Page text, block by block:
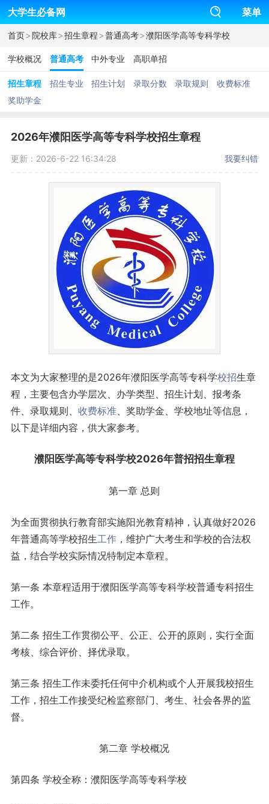
大学生必备网 菜单
首页>院校库>招生章程>普通高考>濮阳医学高等专科学校
学校概况 普通高考 中外专业 高职单招
招生章程 招生专业 招生计划 录取分数 录取规则
收费标准
奖助学金
2026年濮阳医学高等专科学校招生章程
更新：2026-6-22 16:34:28 我要纠错
本文为大家整理的是2026年濮阳医学高等专科学校招生章
程，主要包含办学层次、办学类型、招生计划、报考条
件、录取规则、 收费标准、奖助学金、学校地址等信息，
以下是详细内容，供大家参考。
濮阳医学高等专科学校2026年普招招生章程
第一章 总则
为全面贯彻执行教育部实施阳光教育精神，认真做好2026
年普通高等学校招生工作，维护广大考生和学校的合法权
益，结合学校实际情况特制定本章程。
第一条 本章程适用于濮阳医学高等专科学校普通专科招生
工作。
第二条 招生工作贯彻公平、公正、公开的原则，实行全面
考核、综合评价、择优录取。
第三条 招生工作未委托任何中介机构或个人开展我校招生
工作，招生工作接受纪检监察部门、考生、社会各界的监
督。
第二章 学校概况
第四条 学校全称：濮阳医学高等专科学校